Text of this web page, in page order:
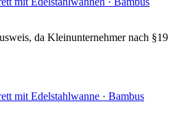
da Kleinunternehmer nach §19
mit Edelstahlwanne · Bambus